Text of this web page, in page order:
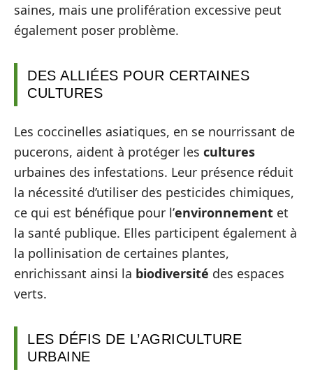
saines, mais une prolifération excessive peut
également poser problème.
DES ALLIÉES POUR CERTAINES
CULTURES
Les coccinelles asiatiques, en se nourrissant de
pucerons, aident à protéger les cultures
urbaines des infestations. Leur présence réduit
la nécessité d’utiliser des pesticides chimiques,
ce qui est bénéfique pour l’environnement et
la santé publique. Elles participent également à
la pollinisation de certaines plantes,
enrichissant ainsi la biodiversité des espaces
verts.
LES DÉFIS DE L’AGRICULTURE
URBAINE